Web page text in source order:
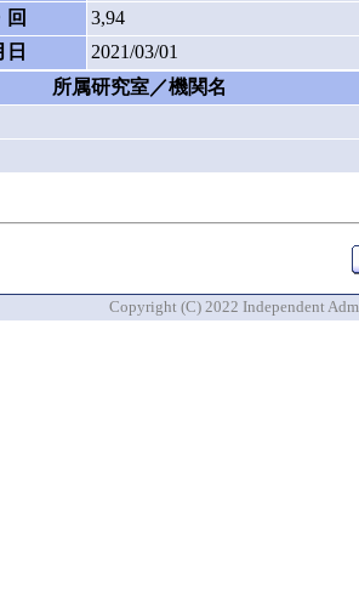
回
3,94
日
2021/03/01
所属研究室／機関名
Copyright (C) 2022 Independent